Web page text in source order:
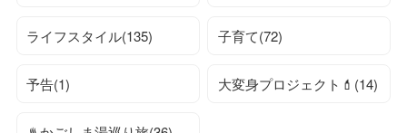
ライフスタイル(135) 子育て(72)
予告(1) 大変身プロジェクト💄(14)